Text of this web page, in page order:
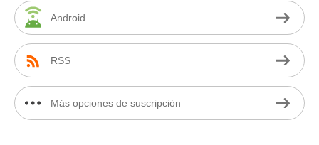
Android
RSS
Más opciones de suscripción